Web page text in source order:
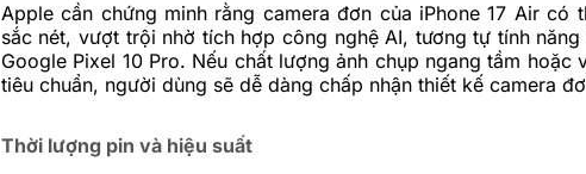
Apple cần chứng minh rằng camera đơn của iPhone 17 Air có
sắc nét, vượt trội nhờ tích hợp công nghệ AI, tương tự tính năng
Google Pixel 10 Pro. Nếu chất lượng ảnh chụp ngang tầm hoặc
tiêu chuẩn, người dùng sẽ dễ dàng chấp nhận thiết kế camera
Thời lượng pin và hiệu suất